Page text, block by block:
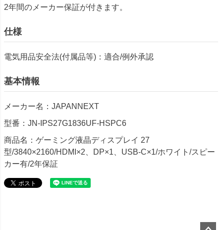
2年間のメーカー保証が付きます。
仕様
電気用品安全法(付属品等)：適合/例外承認
基本情報
メーカー名：JAPANNEXT
型番：JN-IPS27G1836UF-HSPC6
商品名：ゲーミング液晶ディスプレイ 27
型/3840×2160/HDMI×2、DP×1、USB-C×1/ホワイト/スピー
カー有/2年保証